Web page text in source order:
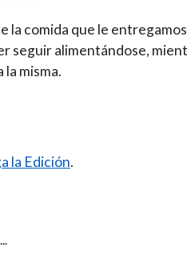
la comida que le
seguir alimentándose,
misma.
la Edición.